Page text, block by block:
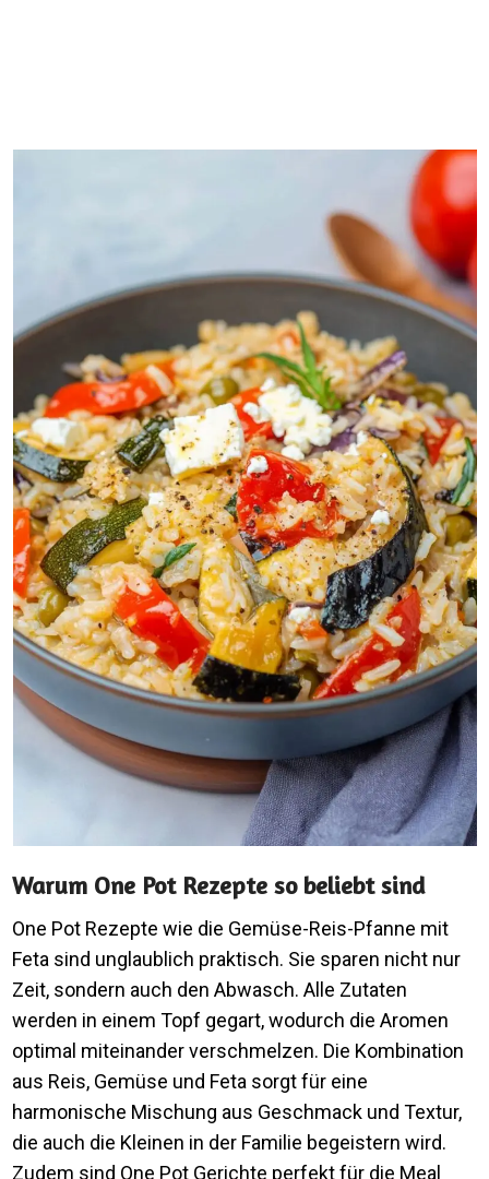
Warum One Pot Rezepte so beliebt sind
One Pot Rezepte wie die Gemüse-Reis-Pfanne mit
Feta sind unglaublich praktisch. Sie sparen nicht nur
Zeit, sondern auch den Abwasch. Alle Zutaten
werden in einem Topf gegart, wodurch die Aromen
optimal miteinander verschmelzen. Die Kombination
aus Reis, Gemüse und Feta sorgt für eine
harmonische Mischung aus Geschmack und Textur,
die auch die Kleinen in der Familie begeistern wird.
Zudem sind One Pot Gerichte perfekt für die Meal